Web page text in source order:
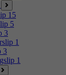
15
5
3
1
3
1